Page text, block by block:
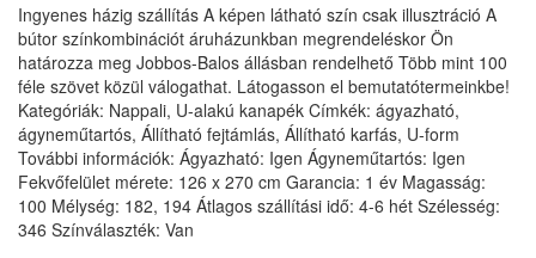
Ingyenes házig szállítás A képen látható szín csak illusztráció A
bútor színkombinációt áruházunkban megrendeléskor Ön
határozza meg Jobbos-Balos állásban rendelhető Több mint 100
féle szövet közül válogathat. Látogasson el bemutatótermeinkbe!
Kategóriák: Nappali, U-alakú kanapék Címkék: ágyazható,
ágyneműtartós, Állítható fejtámlás, Állítható karfás, U-form
További információk: Ágyazható: Igen Ágyneműtartós: Igen
Fekvőfelület mérete: 126 x 270 cm Garancia: 1 év Magasság:
100 Mélység: 182, 194 Átlagos szállítási idő: 4-6 hét Szélesség:
346 Színválaszték: Van